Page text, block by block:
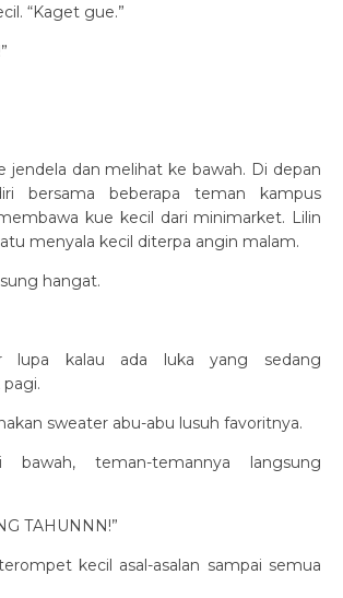
“Kaget gue.”
jendela dan melihat ke bawah. Di depan
bersama beberapa teman kampus
kue kecil dari minimarket. Lilin
menyala kecil diterpa angin malam.
hangat.
lupa kalau ada luka yang sedang
sweater abu-abu lusuh favoritnya.
bawah, teman-temannya langsung
TAHUNNN!”
kecil asal-asalan sampai semua